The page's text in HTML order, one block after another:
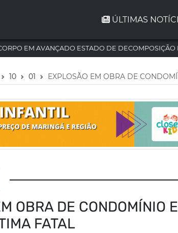
ÚLTIMAS
EM AVANÇADO ESTADO DE
10 01 EXPLOSÃO EM OBRA DE
OBRA DE CONDOMÍNIO
FATAL